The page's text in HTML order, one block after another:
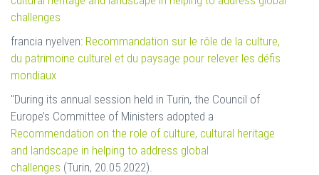
challenges
francia nyelven: Recommandation sur le rôle de la culture,
du patrimoine culturel et du paysage pour relever les défis
mondiaux
"During its annual session held in Turin, the Council of
Europe’s Committee of Ministers adopted a
Recommendation on the role of culture, cultural heritage
and landscape in helping to address global
challenges (Turin, 20.05.2022).